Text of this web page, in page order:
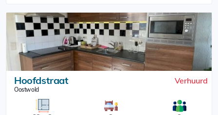
Hoofdstraat
Oostwold
Verhuurd